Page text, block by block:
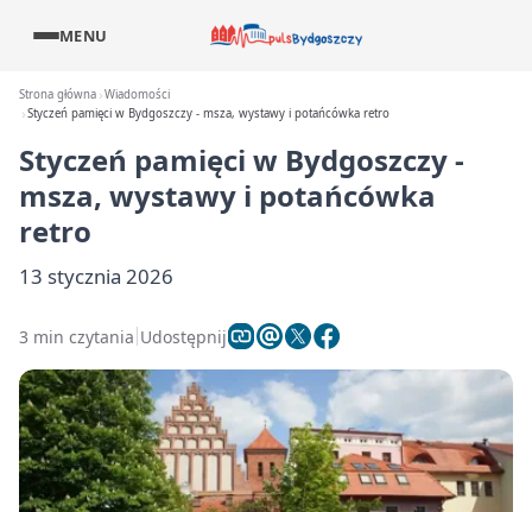
MENU
Strona główna Wiadomości
Styczeń pamięci w Bydgoszczy - msza, wystawy i potańcówka retro
Styczeń pamięci w Bydgoszczy -
msza, wystawy i potańcówka
retro
13 stycznia 2026
3 min czytania Udostępnij